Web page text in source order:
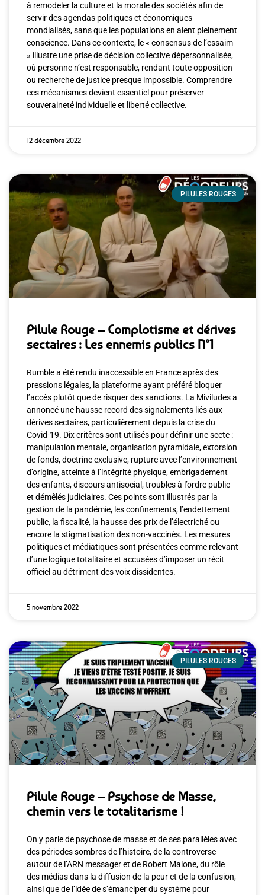
à remodeler la culture et la morale des sociétés afin de
servir des agendas politiques et économiques
mondialisés, sans que les populations en aient pleinement
conscience. Dans ce contexte, le « consensus de l’essaim
» illustre une prise de décision collective dépersonnalisée,
où personne n’est responsable, rendant toute opposition
ou recherche de justice presque impossible. Comprendre
ces mécanismes devient essentiel pour préserver
souveraineté individuelle et liberté collective.
12 décembre 2022
PILULES ROUGES
Pilule Rouge – Complotisme et dérives
sectaires : Les ennemis publics N°1
Rumble a été rendu inaccessible en France après des
pressions légales, la plateforme ayant préféré bloquer
l’accès plutôt que de risquer des sanctions. La Miviludes a
annoncé une hausse record des signalements liés aux
dérives sectaires, particulièrement depuis la crise du
Covid-19. Dix critères sont utilisés pour définir une secte :
manipulation mentale, organisation pyramidale, extorsion
de fonds, doctrine exclusive, rupture avec l’environnement
d’origine, atteinte à l’intégrité physique, embrigadement
des enfants, discours antisocial, troubles à l’ordre public
et démêlés judiciaires. Ces points sont illustrés par la
gestion de la pandémie, les confinements, l’endettement
public, la fiscalité, la hausse des prix de l’électricité ou
encore la stigmatisation des non-vaccinés. Les mesures
politiques et médiatiques sont présentées comme relevant
d’une logique totalitaire et accusées d’imposer un récit
officiel au détriment des voix dissidentes.
5 novembre 2022
PILULES ROUGES
Pilule Rouge – Psychose de Masse,
chemin vers le totalitarisme !
On y parle de psychose de masse et de ses parallèles avec
des périodes sombres de l’histoire, de la controverse
autour de l’ARN messager et de Robert Malone, du rôle
des médias dans la diffusion de la peur et de la confusion,
ainsi que de l’idée de s’émanciper du système pour